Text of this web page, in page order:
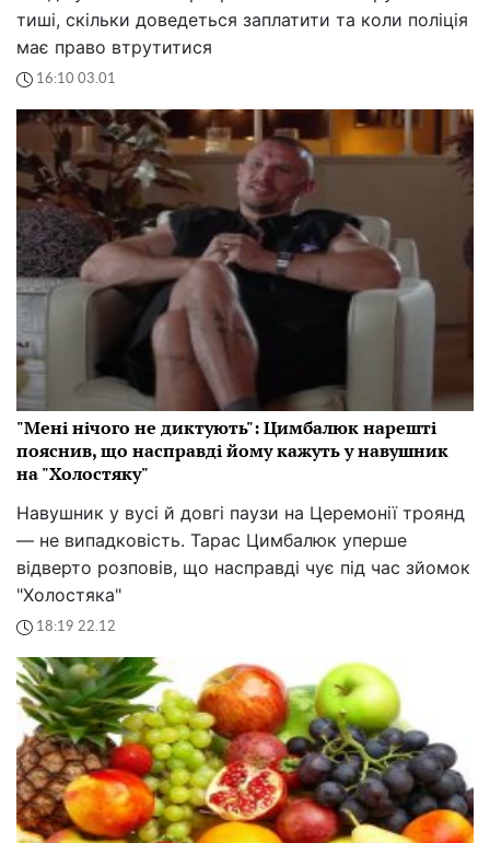
тиші, скільки доведеться заплатити та коли поліція
має право втрутитися
16:10 03.01
"Мені нічого не диктують": Цимбалюк нарешті
пояснив, що насправді йому кажуть у навушник
на "Холостяку"
Навушник у вусі й довгі паузи на Церемонії троянд
— не випадковість. Тарас Цимбалюк уперше
відверто розповів, що насправді чує під час зйомок
"Холостяка"
18:19 22.12